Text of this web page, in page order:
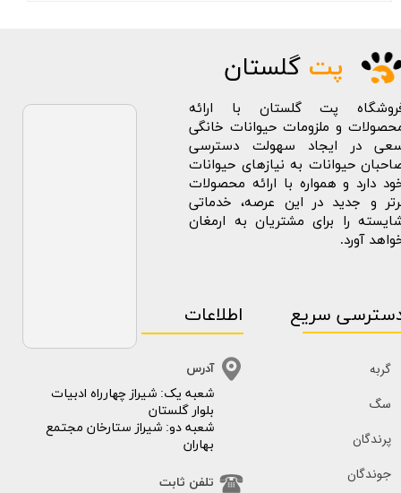
پت گلستان
پت گلستان با ارائه
و ملزومات حیوانات خانگی
در ایجاد سهولت دسترسی
حیوانات به نیازهای حیوانات
دارد و همواره با ارائه محصولات
و جدید در این عرصه، خدماتی
را برای مشتریان به ارمغان
آورد.
سریع
گربه
سگ
پرندگان
جوندگان
​​شعبه یک: شیراز چهارراه ادبیات
بلوار گلستان
شعبه دو: شیراز ستارخان مجتمع
بهاران
اطلاعات
آدرس
تلفن ثابت